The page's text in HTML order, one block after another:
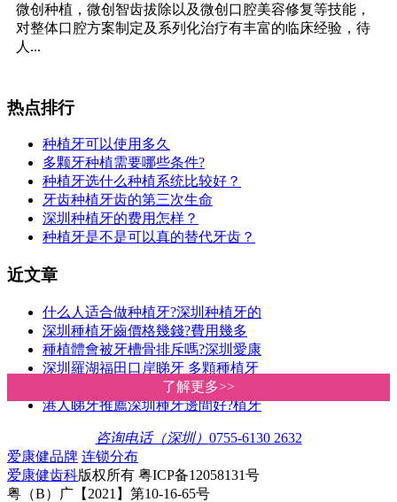
了解更多>>
了解更多>>
微创种植，微创智齿拔除以及微创口腔美容修复等技能，
对整体口腔方案制定及系列化治疗有丰富的临床经验，待
人...
热点排行
种植牙可以使用多久
多颗牙种植需要哪些条件?
种植牙选什么种植系统比较好？
牙齿种植牙齿的第三次生命
深圳种植牙的费用怎样？
种植牙是不是可以真的替代牙齿？
近文章
什么人适合做种植牙?深圳种植牙的
深圳種植牙齒價格幾錢?費用幾多
種植體會被牙槽骨排斥嗎?深圳愛康
深圳羅湖福田口岸睇牙 多顆種植牙
2024深圳牙科診所睇牙醫種植牙收費
港人睇牙推薦深圳種牙邊間好?植牙
咨询电话（深圳） 0755-6130 2632
爱康健品牌 连锁分布
爱康健齿科版权所有 粤ICP备12058131号
粤（B）广【2021】第10-16-65号